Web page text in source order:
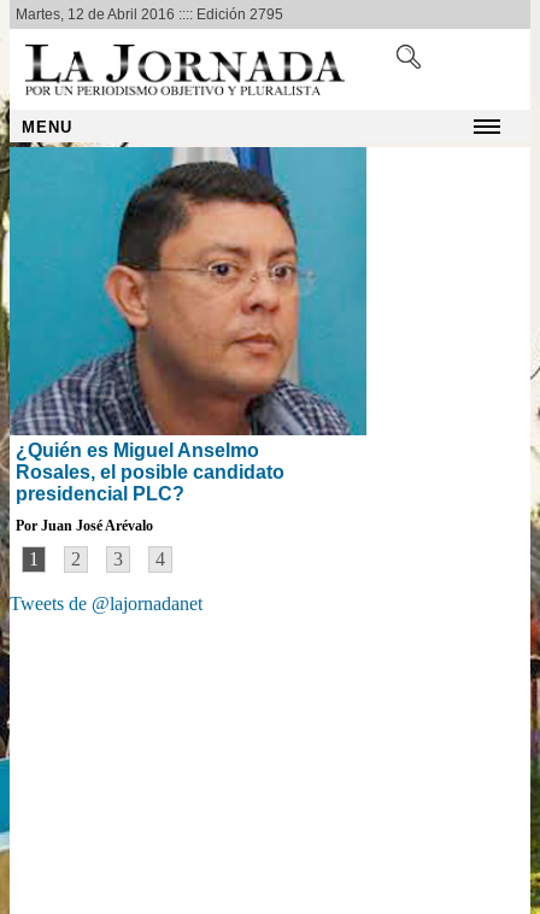
Martes, 12 de Abril 2016 :::: Edición 2795
MENU
¿Quién es Miguel Anselmo
Rosales, el posible candidato
presidencial PLC?
Por Juan José Arévalo
1 2 3 4
Tweets de @lajornadanet